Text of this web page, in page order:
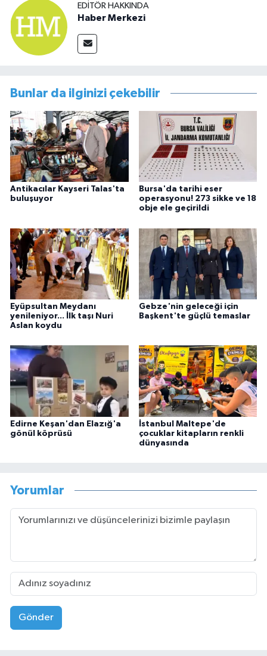
EDITÖR HAKKINDA
Haber Merkezi
Bunlar da ilginizi çekebilir
Antikacılar Kayseri Talas'ta
buluşuyor
Bursa'da tarihi eser
operasyonu! 273 sikke ve 18
obje ele geçirildi
Eyüpsultan Meydanı
yenileniyor... İlk taşı Nuri
Aslan koydu
Gebze'nin geleceği için
Başkent'te güçlü temaslar
Edirne Keşan'dan Elazığ'a
gönül köprüsü
İstanbul Maltepe'de
çocuklar kitapların renkli
dünyasında
Yorumlar
Gönder